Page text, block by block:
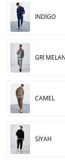
İNDİGO
GRİ
CAMEL
SİYAH